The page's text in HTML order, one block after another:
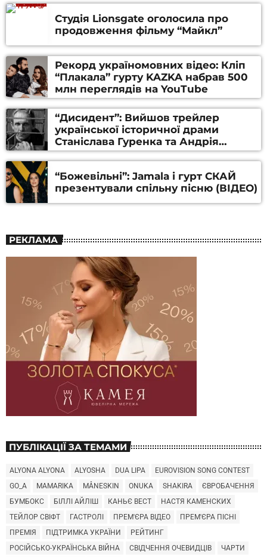
Студія Lionsgate оголосила про
продовження фільму “Майкл”
Рекорд україномовних відео: Кліп
“Плакала” гурту KAZKA набрав 500
млн переглядів на YouTube
“Дисидент”: Вийшов трейлер
української історичної драми
Станіслава Гуренка та Андрія
Алфьорова (ВІДЕО)
“Божевільні”: Jamala і гурт СКАЙ
презентували спільну пісню (ВІДЕО)
РЕКЛАМА
ПУБЛІКАЦІЇ ЗА ТЕМАМИ
ALYONA ALYONA ALYOSHA DUA LIPA
EUROVISION SONG CONTEST
GO_A
MAMARIKA MÅNESKIN ONUKA SHAKIRA
ЄВРОБАЧЕННЯ
БУМБОКС
БІЛЛІ АЙЛІШ КАНЬЄ ВЕСТ
НАСТЯ КАМЕНСКИХ
ТЕЙЛОР СВІФТ
ГАСТРОЛІ ПРЕМ'ЄРА ВІДЕО
ПРЕМ'ЄРА ПІСНІ
ПРЕМІЯ
ПІДТРИМКА УКРАЇНИ
РЕЙТИНГ
РОСІЙСЬКО-УКРАЇНСЬКА ВІЙНА
СВІДЧЕННЯ ОЧЕВИДЦІВ
ЧАРТИ